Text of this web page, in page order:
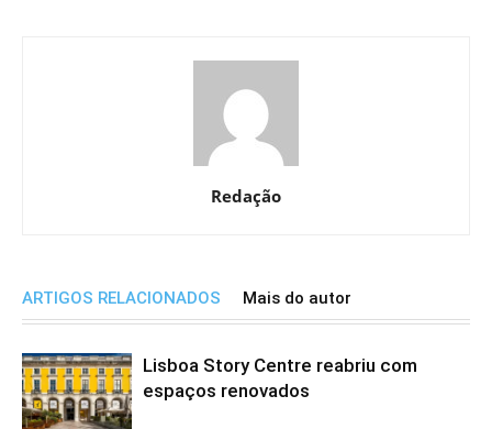
Redação
ARTIGOS RELACIONADOS Mais do autor
Lisboa Story Centre reabriu com
espaços renovados